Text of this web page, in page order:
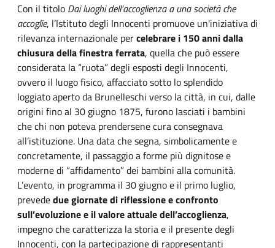
Con il titolo Dai luoghi dell’accoglienza a una società che
accoglie, l’Istituto degli Innocenti promuove un'iniziativa di
rilevanza internazionale percelebrare i 150 anni dalla
chiusura della finestra ferrata, quella che può essere
considerata la “ruota” degli esposti degli Innocenti,
ovvero il luogo fisico, affacciato sotto lo splendido
loggiato aperto da Brunelleschi verso la città, in cui, dalle
origini fino al 30 giugno 1875, furono lasciati i bambini
che chi non poteva prendersene cura consegnava
all’istituzione. Una data che segna, simbolicamente e
concretamente, il passaggio a forme più dignitose e
moderne di “affidamento” dei bambini alla comunità.
L’evento, in programma il 30 giugno e il primo luglio,
prevededue giornate di riflessione e confronto
sull’evoluzione e il valore attuale dell’accoglienza,
impegno che caratterizza la storia e il presente degli
Innocenti, con la partecipazione di rappresentanti